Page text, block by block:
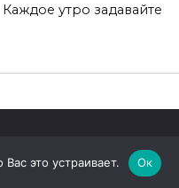
Каждое утро задавайте
это устраивает. Ок